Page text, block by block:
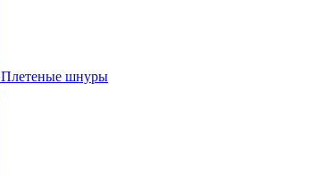
Плетеные шнуры